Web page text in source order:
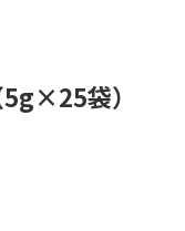
袋）